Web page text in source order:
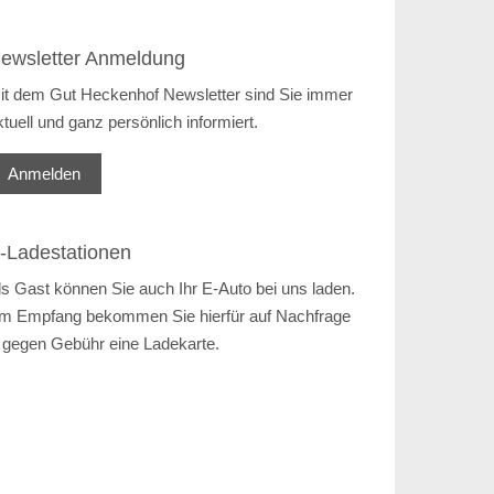
Anmeldung
dem Gut Heckenhof Newsletter sind Sie immer
und ganz persönlich informiert.
Anmelden
Ladestationen
Gast können Sie auch Ihr E-Auto bei uns laden.
Empfang bekommen Sie hierfür auf Nachfrage
Gebühr eine Ladekarte.